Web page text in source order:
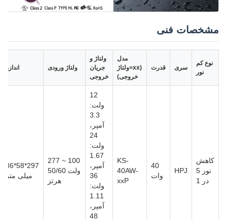
مشخصات فنی
نوع کم
نور
سری قدرت
مدل
(xx=ولتاژ
خروجی)
ولتاژ و
جریان
خروجی
ولتاژ ورودی اندازه
کاهش
نور 5
در 1
HPJ
40
وات
KS-
40AW-
xxP
12
ولت:
3.3
آمپر،
24
ولت:
1.67
آمپر،
36
ولت:
1.11
آمپر،
48
100 ~ 277
ولت 50/60
هرتز
297*58*36
میلی متر